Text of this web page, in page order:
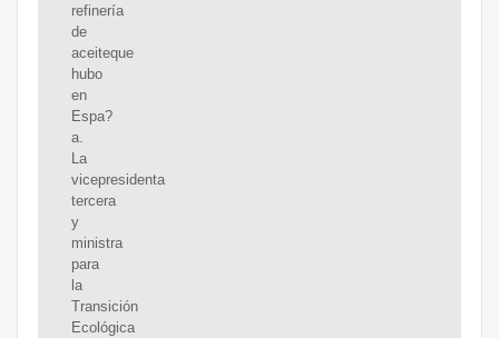
refinería
de
aceiteque
hubo
en
Espa?
a.
La
vicepresidenta
tercera
y
ministra
para
la
Transición
Ecológica